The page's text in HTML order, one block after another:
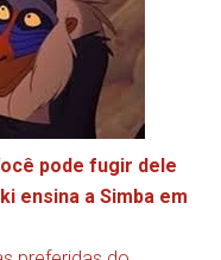
pode fugir dele
ensina a Simba em